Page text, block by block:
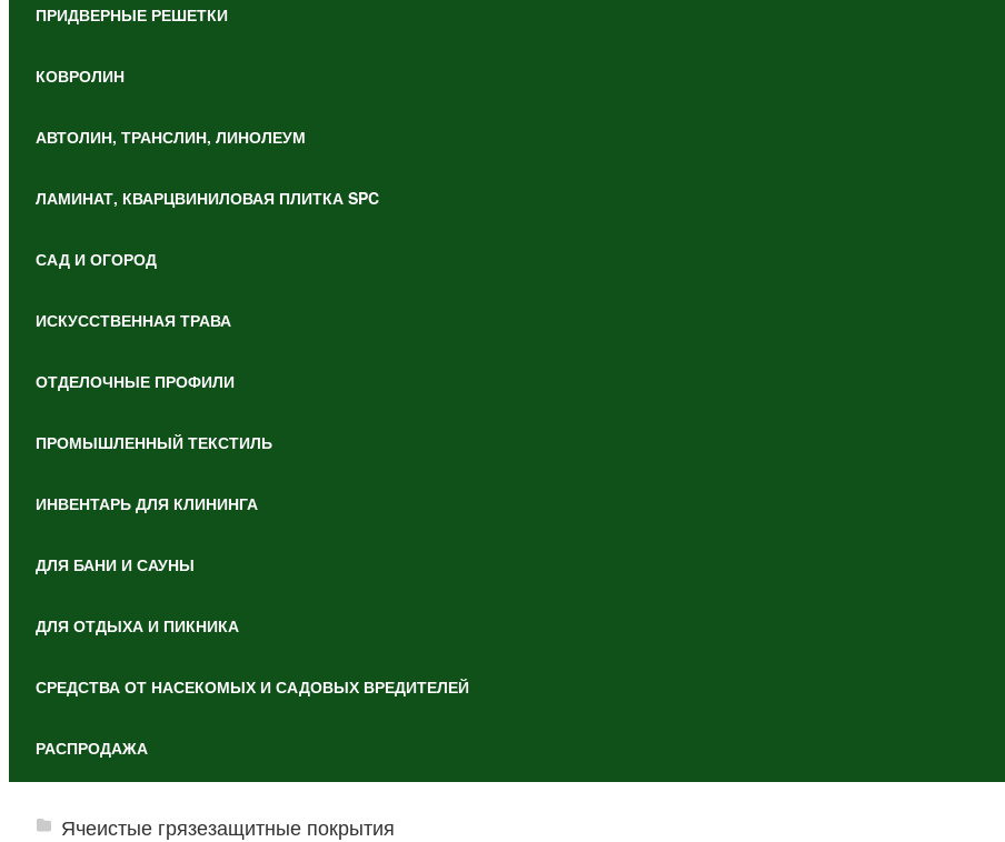
ПРИДВЕРНЫЕ РЕШЕТКИ
КОВРОЛИН
АВТОЛИН, ТРАНСЛИН, ЛИНОЛЕУМ
ЛАМИНАТ, КВАРЦВИНИЛОВАЯ ПЛИТКА SPC
САД И ОГОРОД
ИСКУССТВЕННАЯ ТРАВА
ОТДЕЛОЧНЫЕ ПРОФИЛИ
ПРОМЫШЛЕННЫЙ ТЕКСТИЛЬ
ИНВЕНТАРЬ ДЛЯ КЛИНИНГА
ДЛЯ БАНИ И САУНЫ
ДЛЯ ОТДЫХА И ПИКНИКА
СРЕДСТВА ОТ НАСЕКОМЫХ И САДОВЫХ ВРЕДИТЕЛЕЙ
РАСПРОДАЖА
Ячеистые грязезащитные покрытия